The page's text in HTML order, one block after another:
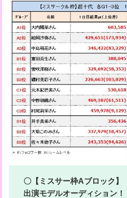
〇【ミスサー枠Aブロック】
出演モデルオーディション！